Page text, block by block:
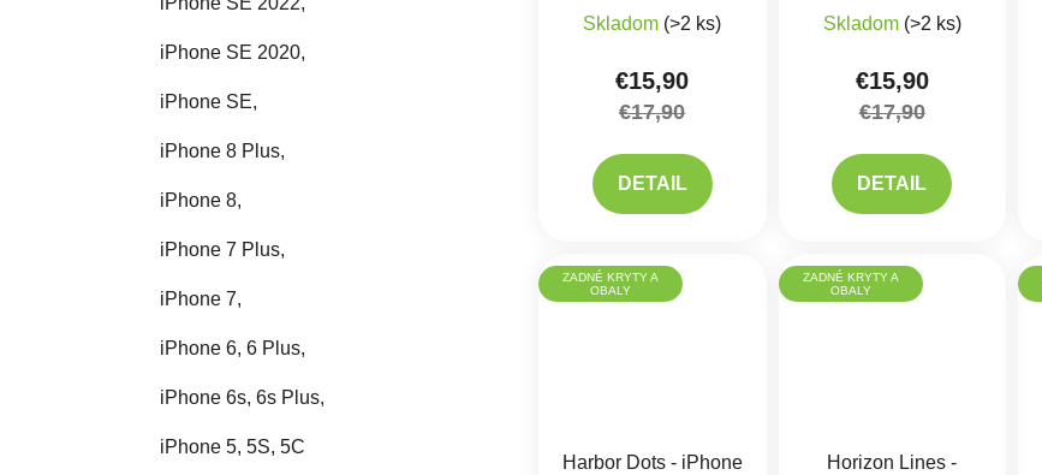
iPhone SE 2020,
iPhone SE,
iPhone 8 Plus,
iPhone 8,
iPhone 7 Plus,
iPhone 7,
iPhone 6, 6 Plus,
iPhone 6s, 6s Plus,
iPhone 5, 5S, 5C
Skladom (>2 ks)
€15,90
€17,90
DETAIL
Skladom (>2 ks)
€15,90
€17,90
DETAIL
ZADNÉ KRYTY A
OBALY
Harbor Dots - iPhone
ZADNÉ KRYTY A
OBALY
Horizon Lines -